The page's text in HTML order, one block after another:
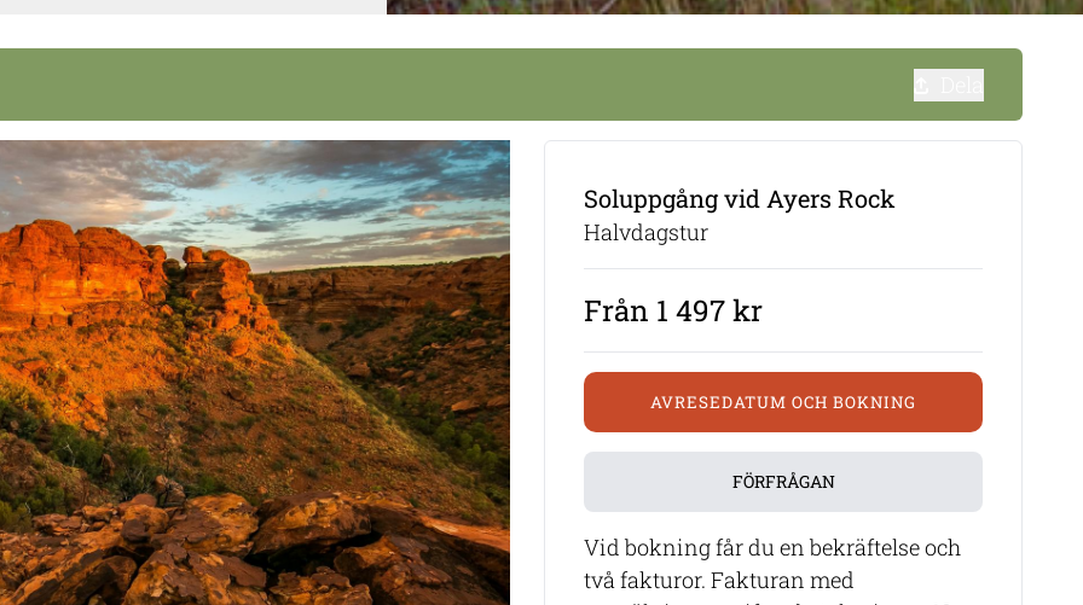
Soluppgång vid Ayers Rock
Halvdagstur
Från 1 497 kr
AVRESEDATUM OCH BOKNING
FÖRFRÅGAN
Vid bokning får du en bekräftelse och
två fakturor. Fakturan med